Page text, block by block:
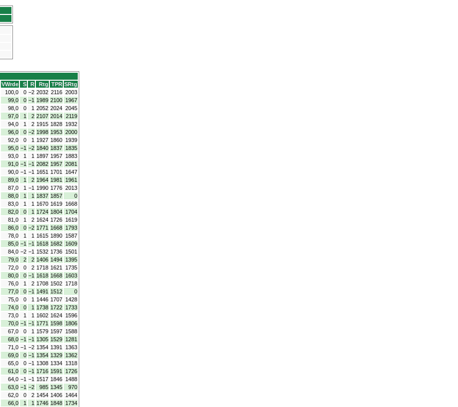
VWrde S R Rtg TPR SRtg
100,0 0 −2 2032 2116 2003
99,0 0 −1 1989 2100 1967
98,0 0 1 2052 2024 2045
97,0 1 2 2107 2014 2119
94,0 1 2 1915 1828 1932
96,0 0 −2 1998 1953 2000
92,0 0 1 1927 1860 1939
95,0 −1 −2 1840 1837 1835
93,0 1 1 1897 1957 1883
91,0 −1 −1 2082 1957 2081
90,0 −1 −1 1651 1701
1647
89,0 1 2 1964 1981
1961
87,0 1 −1 1990 1776 2013
88,0 1 1 1837 1857
0
83,0 1 1 1670 1619 1668
82,0 0 1 1724 1804 1704
81,0 1 2 1624 1726 1619
86,0 0 −2 1771 1668 1793
78,0 1 1 1615 1890 1587
85,0 −1 −1 1618 1682 1609
84,0 −2 −1 1532 1736 1501
79,0 2 2 1406 1494 1395
72,0 0 2 1718 1621
1735
80,0 0 −1 1618 1668 1603
76,0 1 2 1708 1502 1718
77,0 0 −1 1491 1512
0
75,0 0 1 1446 1707 1428
74,0 0 1 1738 1722 1733
73,0 1 1 1602 1624 1596
70,0 −1 −1 1771 1598 1806
67,0 0 1 1579 1597 1588
68,0 −1 −1 1305 1529 1281
71,0 −1 −2 1354 1391
1363
69,0 0 −1 1354 1329 1362
65,0 0 −1 1308 1334 1318
61,0 0 −1 1716 1591
1726
64,0 −1 −1 1517 1846 1488
63,0 −1 −2 985 1345
970
62,0 0 2 1454 1406 1464
66,0 1 1 1746 1848 1734